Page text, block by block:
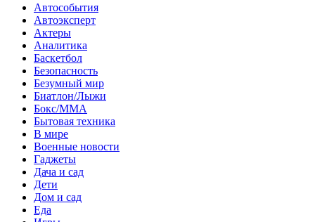
Автособытия
Автоэксперт
Актеры
Аналитика
Баскетбол
Безопасность
Безумный мир
Биатлон/Лыжи
Бокс/MMA
Бытовая техника
В мире
Военные новости
Гаджеты
Дача и сад
Дети
Дом и сад
Еда